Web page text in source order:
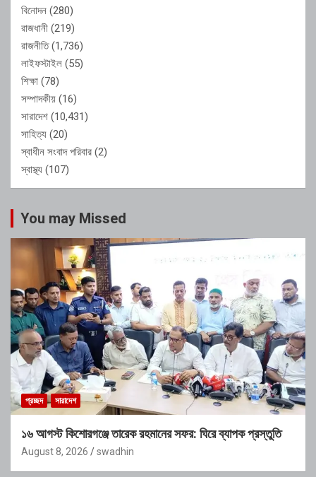
বিনোদন (280)
রাজধানী (219)
রাজনীতি(1,736)
লাইফস্টাইল (55)
শিক্ষা (78)
সম্পাদকীয় (16)
সারাদেশ (10,431)
সাহিত্য (20)
স্বাধীন সংবাদ পরিবার (2)
স্বাস্থ্য (107)
You may Missed
প্রচ্ছদ সারাদেশ
১৬ আগস্ট কিশোরগঞ্জে তারেক রহমানের সফর: ঘিরে ব্যাপক প্রস্তুতি
August 8, 2026 swadhin